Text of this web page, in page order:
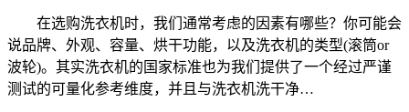
在选购洗衣机时，我们通常考虑的因素有哪些？你可能会
说品牌、外观、容量、烘干功能，以及洗衣机的类型(滚筒or
波轮)。其实洗衣机的国家标准也为我们提供了一个经过严谨
测试的可量化参考维度，并且与洗衣机洗干净…